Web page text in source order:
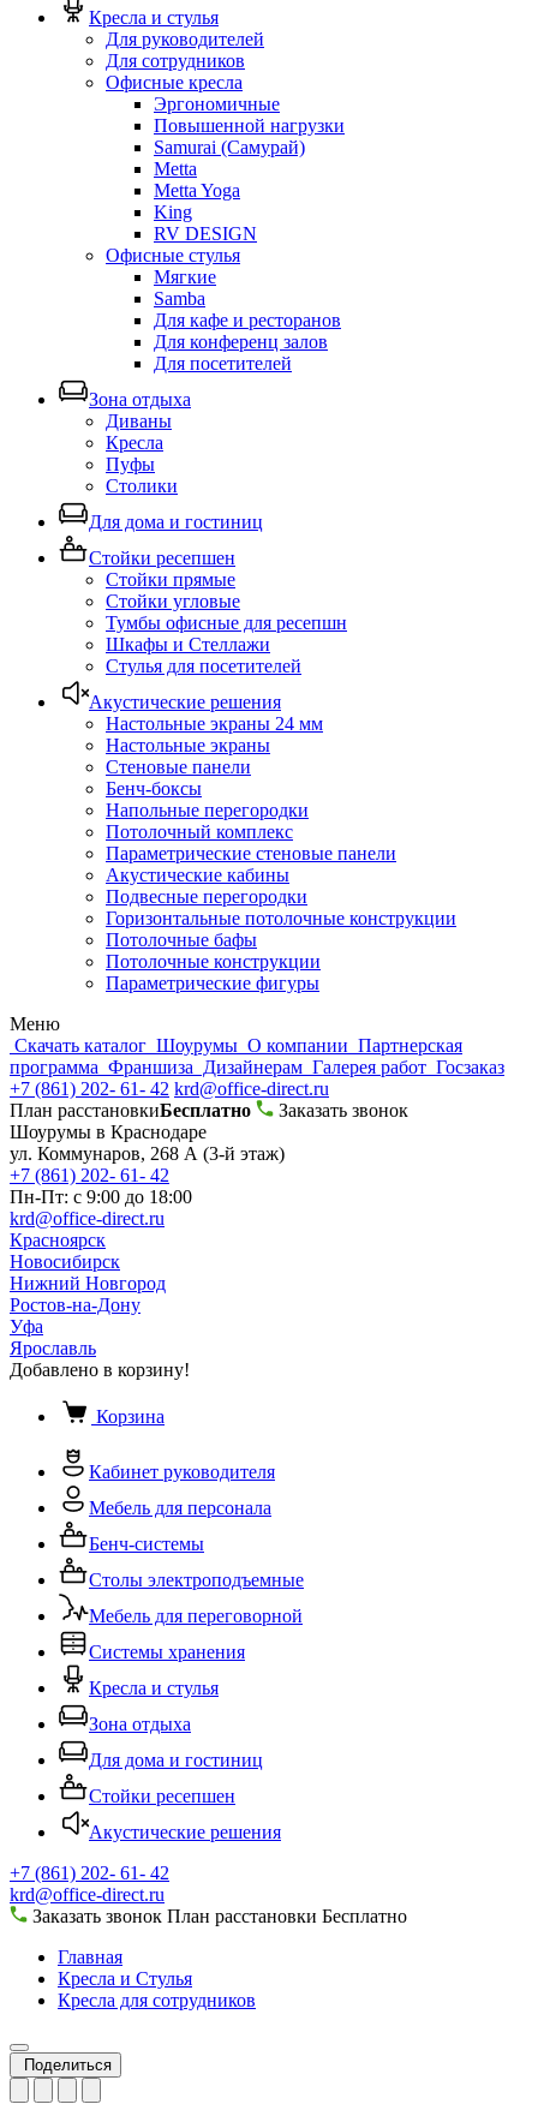
Кресла и стулья
Для руководителей
Для сотрудников
Офисные кресла
Эргономичные
Повышенной нагрузки
Samurai (Самурай)
Metta
Metta Yoga
King
RV DESIGN
Офисные стулья
Мягкие
Samba
Для кафе и ресторанов
Для конференц залов
Для посетителей
Зона отдыха
Диваны
Кресла
Пуфы
Столики
Для дома и гостиниц
Стойки ресепшен
Стойки прямые
Стойки угловые
Тумбы офисные для ресепшн
Шкафы и Стеллажи
Стулья для посетителей
Акустические решения
Настольные экраны 24 мм
Настольные экраны
Стеновые панели
Бенч-боксы
Напольные перегородки
Потолочный комплекс
Параметрические стеновые панели
Акустические кабины
Подвесные перегородки
Горизонтальные потолочные конструкции
Потолочные бафы
Потолочные конструкции
Параметрические фигуры
Меню
Скачать каталог Шоурумы О компании Партнерская
программа Франшиза Дизайнерам Галерея работ Госзаказ
+7 (861) 202- 61- 42 krd@office-direct.ru
План расстановкиБесплатно
Заказать звонок
Шоурумы в Краснодаре
ул. Коммунаров, 268 А (3-й этаж)
+7 (861) 202- 61- 42
Пн-Пт: с 9:00 до 18:00
krd@office-direct.ru
Красноярск
Новосибирск
Нижний Новгород
Ростов-на-Дону
Уфа
Ярославль
Добавлено в корзину!
Корзина
Кабинет руководителя
Мебель для персонала
Бенч-системы
Столы электроподъемные
Мебель для переговорной
Системы хранения
Кресла и стулья
Зона отдыха
Для дома и гостиниц
Стойки ресепшен
Акустические решения
+7 (861) 202- 61- 42
krd@office-direct.ru
Заказать звонок План расстановки Бесплатно
Главная
Кресла и Стулья
Кресла для сотрудников
Поделиться